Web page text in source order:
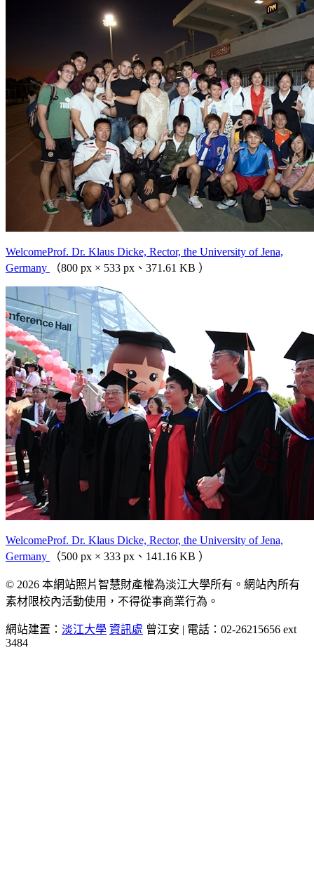
WelcomeProf. Dr. Klaus Dicke, Rector, the University of Jena,
Germany
（800 px × 533 px、371.61 KB ）
WelcomeProf. Dr. Klaus Dicke, Rector, the University of Jena,
Germany
（500 px × 333 px、141.16 KB ）
© 2026 本網站照片智慧財產權為淡江大學所有。網站內所有
素材限校內活動使用，不得從事商業行為。
網站建置： 淡江大學 資訊處 曾江安 | 電話：02-26215656 ext
3484